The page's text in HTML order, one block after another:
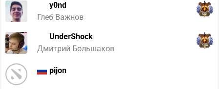
y0nd
Глеб Важнов
541
UnderShock
Дмитрий Большаков
134
pijon